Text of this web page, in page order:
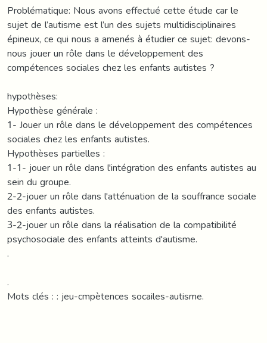
Problématique: Nous avons effectué cette étude car le
sujet de l’autisme est l’un des sujets multidisciplinaires
épineux, ce qui nous a amenés à étudier ce sujet: devons-
nous jouer un rôle dans le développement des
compétences sociales chez les enfants autistes ?
hypothèses:
Hypothèse générale :
1- Jouer un rôle dans le développement des compétences
sociales chez les enfants autistes.
Hypothèses partielles :
1-1- jouer un rôle dans l'intégration des enfants autistes au
sein du groupe.
2-2-jouer un rôle dans l'atténuation de la souffrance sociale
des enfants autistes.
3-2-jouer un rôle dans la réalisation de la compatibilité
psychosociale des enfants atteints d'autisme.
.
.
Mots clés : : jeu-cmpètences socailes-autisme.